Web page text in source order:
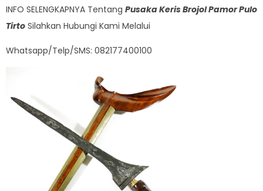
INFO SELENGKAPNYA Tentang Pusaka Keris Brojol Pamor Pulo
Tirto Silahkan Hubungi Kami Melalui
Whatsapp/Telp/SMS: 082177400100